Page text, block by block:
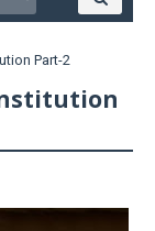
Part-2